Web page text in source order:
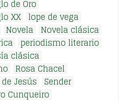
de Oro
XX lope de vega
Novela
Novela clásica
periodismo literario
clásica
Rosa Chacel
Jesús Sender
Cunqueiro